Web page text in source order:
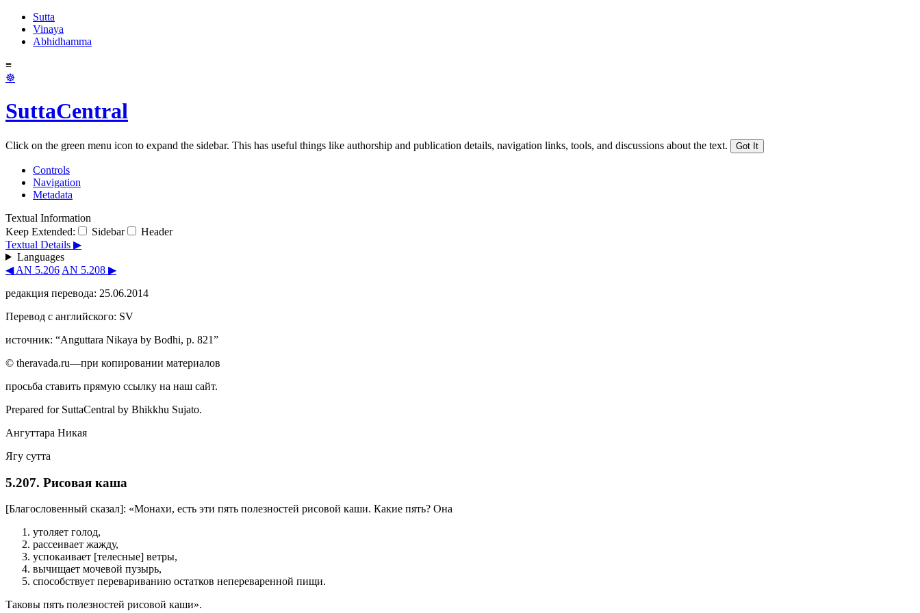
Sutta
Vinaya
Abhidhamma
≡
☸
SuttaCentral
Click on the green menu icon to expand the sidebar. This has useful things like authorship and publication details, navigation links, tools, and discussions about the text. Got It
Controls
Navigation
Metadata
Textual Information
Keep Extended:
Sidebar
Header
Textual Details ▶
Languages
◀ AN 5.206 AN 5.208 ▶
редакция перевода: 25.06.2014
Перевод с английского: SV
источник: “Anguttara Nikaya by Bodhi, p. 821”
© theravada.ru—при копировании материалов
просьба ставить прямую ссылку на наш сайт.
Prepared for SuttaCentral by Bhikkhu Sujato.
Ангуттара Никая
Ягу сутта
5.207. Рисовая каша
[Благословенный сказал]: «Монахи, есть эти пять полезностей рисовой каши. Какие пять? Она
утоляет голод,
рассеивает жажду,
успокаивает [телесные] ветры,
вычищает мочевой пузырь,
способствует перевариванию остатков непереваренной пищи.
Таковы пять полезностей рисовой каши».